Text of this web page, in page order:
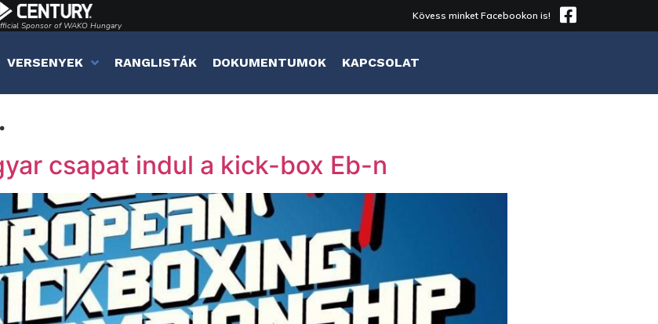
Sponsor of WAKO Hungary
Kövess minket Facebookon is!
VERSENYEK RANGLISTÁK DOKUMENTUMOK KAPCSOLAT
csapat indul a kick-box Eb-n